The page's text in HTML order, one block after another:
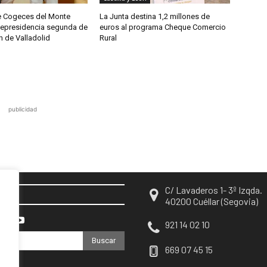
Cogeces del Monte
segunda de
de Valladolid
La Junta destina 1,2 millones de
euros al programa Cheque Comercio
Rural
publicidad
Buscar
C/ Lavaderos 1- 3º Izqda.
40200 Cuéllar (Segovia)
921 14 02 10
669 07 45 15